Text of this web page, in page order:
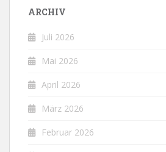
ARCHIV
Juli 2026
Mai 2026
April 2026
März 2026
Februar 2026